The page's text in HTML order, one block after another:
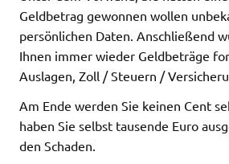
Geldbetrag gewonnen wollen
persönlichen Daten. Anschließend
Ihnen immer wieder Geldbeträge
Auslagen, Zoll / Steuern /
Am Ende werden Sie keinen Cent
haben Sie selbst tausende Euro
den Schaden.